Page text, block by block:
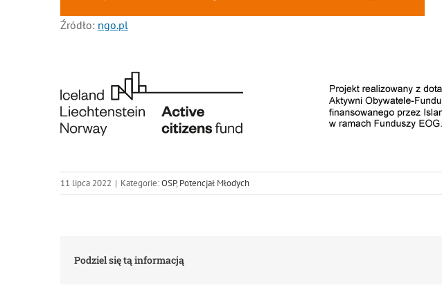
Źródło: ngo.pl
11 lipca 2022 | Kategorie:OSP, Potencjał Młodych
Podziel się tą informacją